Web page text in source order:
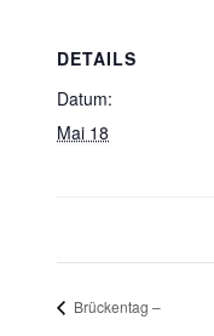
DETAILS
Datum:
Mai 18
Brückentag –